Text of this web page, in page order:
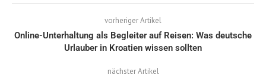
vorheriger Artikel
Online-Unterhaltung als Begleiter auf Reisen: Was deutsche
Urlauber in Kroatien wissen sollten
nächster Artikel